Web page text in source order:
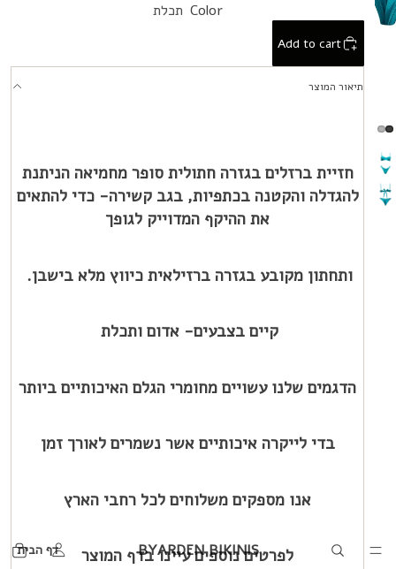
דף הבית BYARDEN BIKINIS
Color תכלת
Add to cart
תיאור המוצר
חזיית ברזלים בגזרה חתולית סופר מחמיאה הניתנת
להגדלה והקטנה בכתפיות, בגב קשירה- כדי להתאים
את ההיקף המדוייק לגופך
ותחתון מקובע בגזרה ברזילאית כיווץ מלא בישבן.
קיים בצבעים- אדום ותכלת
הדגמים שלנו עשויים מחומרי הגלם האיכותיים ביותר
בדי לייקרה איכותיים אשר נשמרים לאורך זמן
אנו מספקים משלוחים לכל רחבי הארץ
לפרטים נוספים עיינו בדף המוצר